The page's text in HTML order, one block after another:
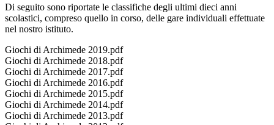
Di seguito sono riportate le classifiche degli ultimi dieci anni
scolastici, compreso quello in corso, delle gare individuali effettuate
nel nostro istituto.
Giochi di Archimede 2019.pdf
Giochi di Archimede 2018.pdf
Giochi di Archimede 2017.pdf
Giochi di Archimede 2016.pdf
Giochi di Archimede 2015.pdf
Giochi di Archimede 2014.pdf
Giochi di Archimede 2013.pdf